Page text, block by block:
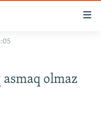
olmaz